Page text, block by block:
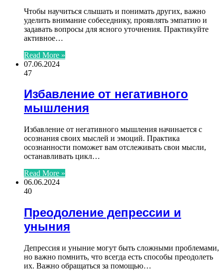
Чтобы научиться слышать и понимать других, важно
уделить внимание собеседнику, проявлять эмпатию и
задавать вопросы для ясного уточнения. Практикуйте
активное…
Read More »
07.06.2024
47
Избавление от негативного
мышления
Избавление от негативного мышления начинается с
осознания своих мыслей и эмоций. Практика
осознанности поможет вам отслеживать свои мысли,
останавливать цикл…
Read More »
06.06.2024
40
Преодоление депрессии и
уныния
Депрессия и уныние могут быть сложными проблемами,
но важно помнить, что всегда есть способы преодолеть
их. Важно обращаться за помощью…